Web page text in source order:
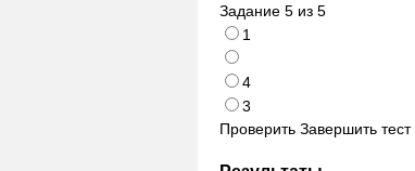
Задание 5 из 5
1
4
3
Проверить Завершить тест